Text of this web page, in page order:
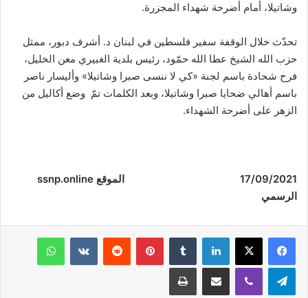
وشاتيلا، أمام أضرحة شهداء المجزرة.
تحدّث خلال الوقفة سفير فلسطين في لبنان د. أشرف دبور، ممثل
حزب الله الشيخ عطا الله حمّود، رئيس بلدية الغبيري معن الخليل،
فرح شحادة باسم لجنة «كي لا ننسى صبرا وشاتيلا» وأليسار ناصر
باسم أهالي ضحايا صبرا وشاتيلا، وبعد الكلمات تمّ وضع أكاليل من
الزهر على أضرحة الشهداء.
17/09/2021 الموقع ssnp.online
الرسمي
فيسبوك لينكدإن بينتيريست